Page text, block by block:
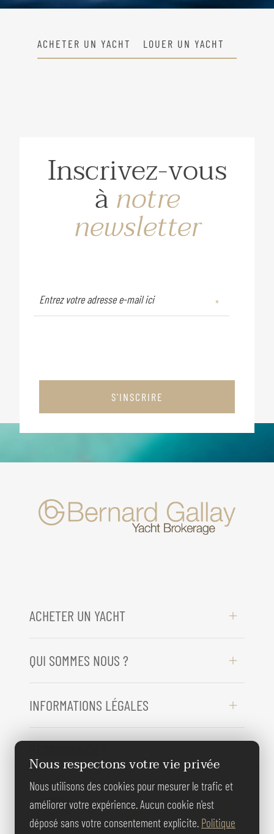
ACHETER UN YACHT LOUER UN YACHT
Inscrivez-vous
ànotre
newsletter
S'INSCRIRE
ACHETER UN YACHT
QUI SOMMES NOUS ?
INFORMATIONS LÉGALES
REJOIGNEZ-
NOUS
Nous respectons votre vie privée
Nous utilisons des cookies pour mesurer le trafic et
améliorer votre expérience. Aucun cookie n'est
déposé sans votre consentement explicite. Politique